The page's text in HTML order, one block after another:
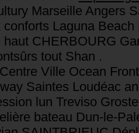
Marseille Angers
Laguna
CHERBOURG
tout Shan .
Ville Ocean
Saintes Loudéac
lun Treviso
bateau Dun-le-